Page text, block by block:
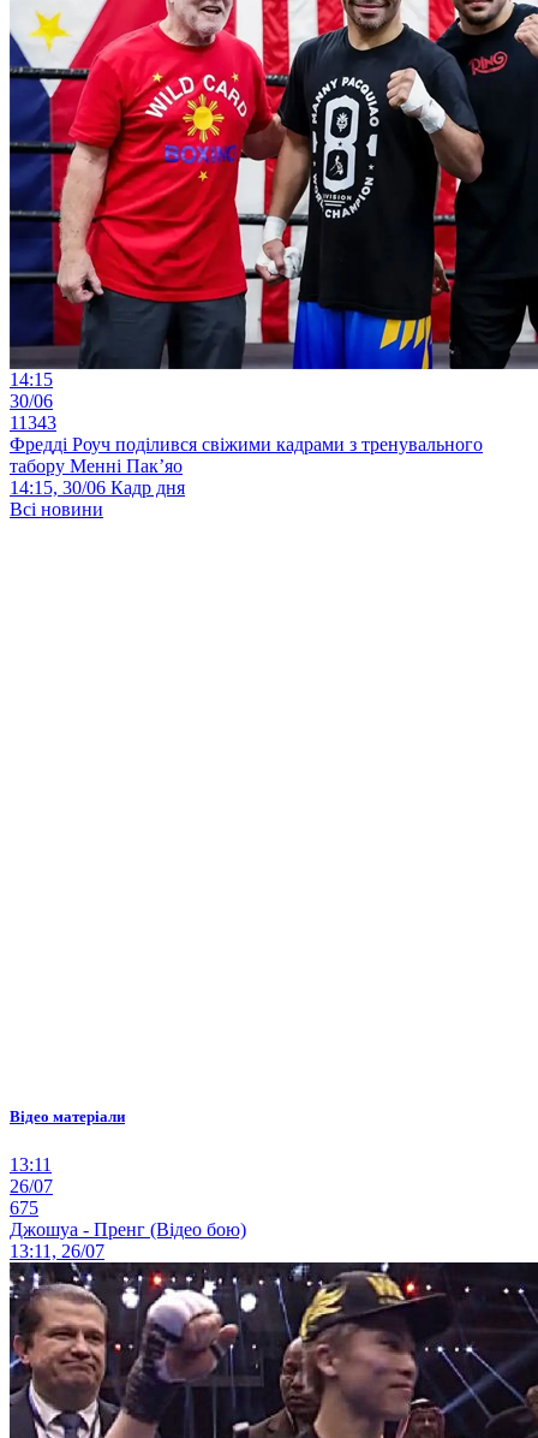
14:15
30/06
11343
Фредді Роуч поділився свіжими кадрами з тренувального
табору Менні Пак’яо
14:15, 30/06 Кадр дня
Всі новини
Відео матеріали
13:11
26/07
675
Джошуа - Пренг (Відео бою)
13:11, 26/07